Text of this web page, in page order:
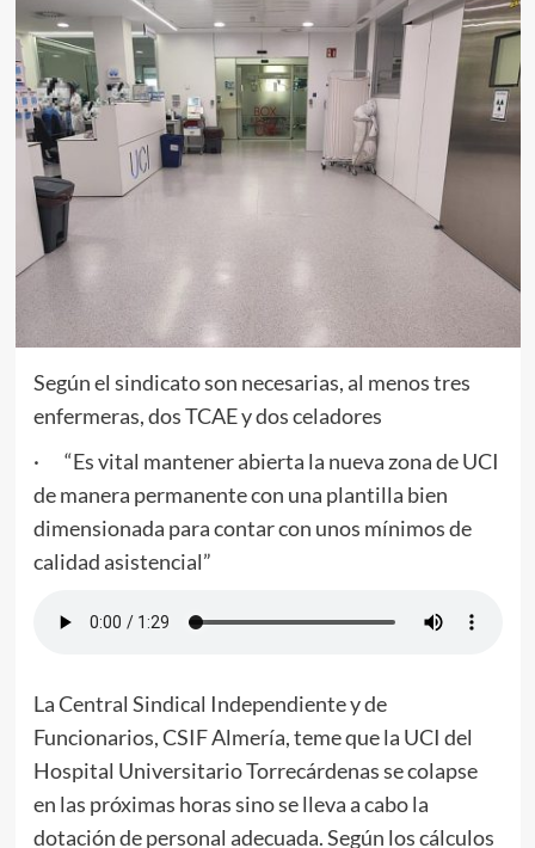
Según el sindicato son necesarias, al menos tres
enfermeras, dos TCAE y dos celadores
· “Es vital mantener abierta la nueva zona de UCI
de manera permanente con una plantilla bien
dimensionada para contar con unos mínimos de
calidad asistencial”
La Central Sindical Independiente y de
Funcionarios, CSIF Almería, teme que la UCI del
Hospital Universitario Torrecárdenas se colapse
en las próximas horas sino se lleva a cabo la
dotación de personal adecuada. Según los cálculos